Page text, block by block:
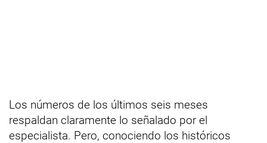
Los números de los últimos seis meses
respaldan claramente lo señalado por el
especialista. Pero, conociendo los históricos